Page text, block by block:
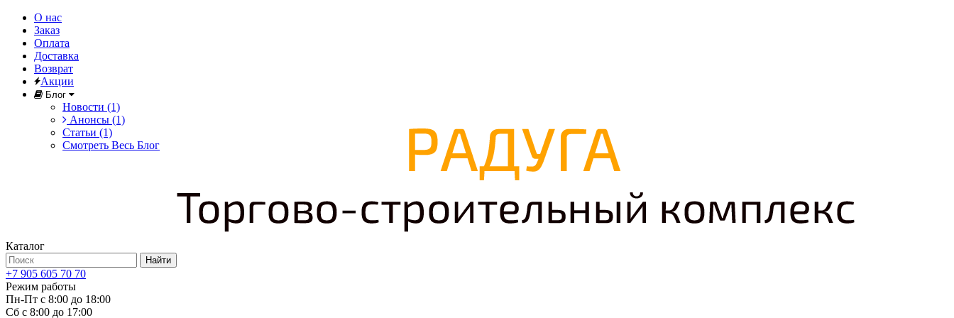
О нас
Заказ
Оплата
Доставка
Возврат
Акции
Блог
Новости (1)
Анонсы (1)
Статьи (1)
Смотреть Весь Блог
Каталог
Найти
+7 905 605 70 70
Режим работы
Пн-Пт с 8:00 до 18:00
Сб с 8:00 до 17:00